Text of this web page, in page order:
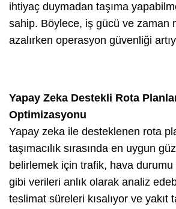
ihtiyaç duymadan taşıma
sahip. Böylece, iş gücü ve zaman
azalırken operasyon güvenliği
Yapay Zeka Destekli Rota
Optimizasyonu
Yapay zeka ile desteklenen rota
taşımacılık sırasında en uygun
belirlemek için trafik, hava durumu
gibi verileri anlık olarak analiz
teslimat süreleri kısalıyor ve yakıt